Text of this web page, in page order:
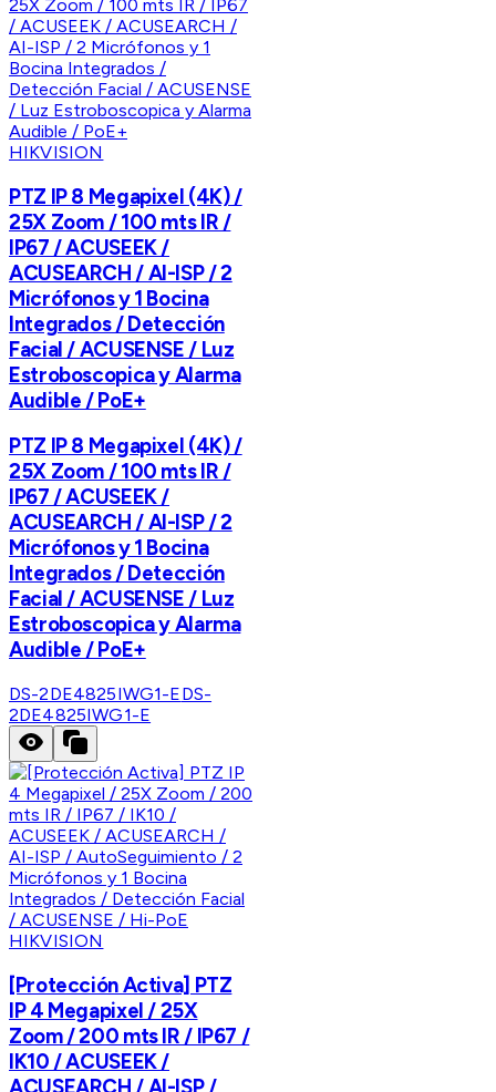
HIKVISION
PTZ IP 8 Megapixel (4K) /
25X Zoom / 100 mts IR /
IP67 / ACUSEEK /
ACUSEARCH / AI-ISP / 2
Micrófonos y 1 Bocina
Integrados / Detección
Facial / ACUSENSE / Luz
Estroboscopica y Alarma
Audible / PoE+
PTZ IP 8 Megapixel (4K) /
25X Zoom / 100 mts IR /
IP67 / ACUSEEK /
ACUSEARCH / AI-ISP / 2
Micrófonos y 1 Bocina
Integrados / Detección
Facial / ACUSENSE / Luz
Estroboscopica y Alarma
Audible / PoE+
DS-2DE4825IWG1-EDS-
2DE4825IWG1-E
HIKVISION
[Protección Activa] PTZ
IP 4 Megapixel / 25X
Zoom / 200 mts IR / IP67 /
IK10 / ACUSEEK /
ACUSEARCH / AI-ISP /